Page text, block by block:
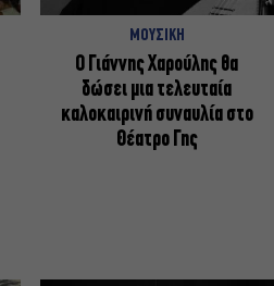
ΜΟΥΣΙΚΗ
Ο Γιάννης Χαρούλης θα
δώσει μια τελευταία
καλοκαιρινή συναυλία στο
Θέατρο Γης